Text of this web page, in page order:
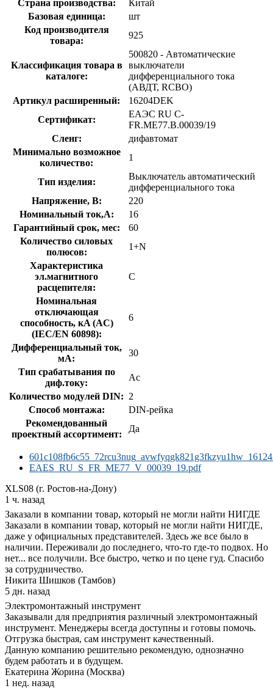
Страна производства:
Китай
Базовая единица:
шт
Код производителя
товара:
925
Классификация товара в
каталоге:
500820 - Автоматические
выключатели
дифференциального тока
(АВДТ, RCBO)
Артикул расширенный:
16204DEK
Сертификат:
ЕАЭС RU С-
FR.МЕ77.В.00039/19
Сленг:
дифавтомат
Минимально возможное
количество:
1
Тип изделия:
Выключатель автоматический
дифференциального тока
Напряжение, В:
220
Номинальный ток,А:
16
Гарантийный срок, мес:
60
Количество силовых
полюсов:
1+N
Характеристика
эл.магнитного
расцепителя:
C
Номинальная
отключающая
способность, кA (AC)
(IEC/EN 60898):
6
Дифференциальный ток,
мА:
30
Тип срабатывания по
диф.току:
Ac
Количество модулей DIN: 2
Способ монтажа:
DIN-рейка
Рекомендованный
проектный ассортимент:
Да
EAES_RU_S_FR_ME77_V_00039_19.pdf
XLS08 (г. Ростов-на-Дону)
1 ч. назад
Заказали в компании товар, который не могли найти НИГДЕ
Заказали в компании товар, который не могли найти НИГДЕ,
даже у официальных представителей. Здесь же все было в
наличии. Переживали до последнего, что-то где-то подвох. Но
нет... все получили. Все быстро, четко и по цене гуд. Спасибо
за сотрудничество.
Никита Шишков (Тамбов)
5 дн. назад
Электромонтажный инструмент
Заказывали для предприятия различный электромонтажный
инструмент. Менеджеры всегда доступны и готовы помочь.
Отгрузка быстрая, сам инструмент качественный.
Данную компанию решительно рекомендую, однозначно
будем работать и в будущем.
Екатерина Жорина (Москва)
1 нед. назад